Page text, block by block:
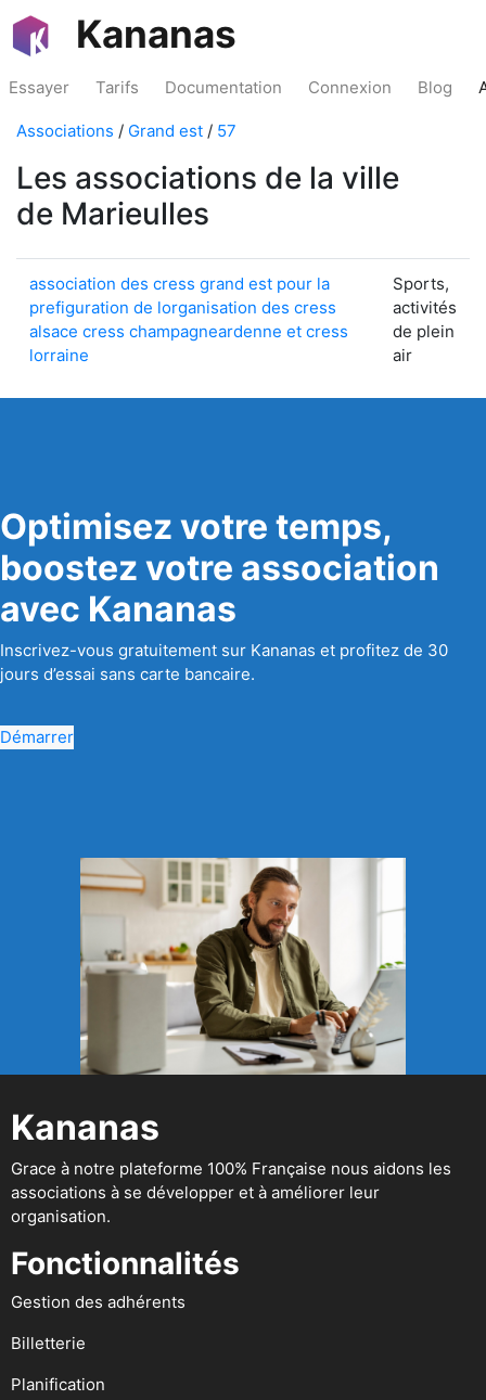
Kananas
Essayer Tarifs Documentation Connexion Blog
Associations / Grand est / 57
Les associations de la ville
de Marieulles
association des cress grand est pour la
prefiguration de lorganisation des cress
alsace cress champagneardenne et cress
lorraine
Sports,
activités
de plein
air
Optimisez votre temps,
boostez votre association
avec Kananas
Inscrivez-vous gratuitement sur Kananas et profitez de 30
jours d’essai sans carte bancaire.
Démarrer
Kananas
Grace à notre plateforme 100% Française nous aidons les
associations à se développer et à améliorer leur
organisation.
Fonctionnalités
Gestion des adhérents
Billetterie
Planification